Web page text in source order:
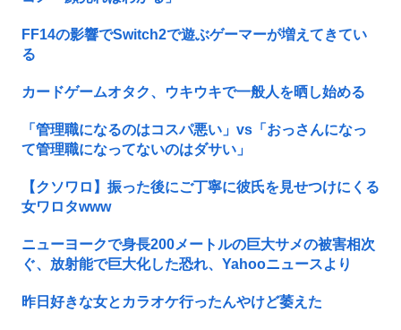
FF14の影響でSwitch2で遊ぶゲーマーが増えてきてい
る
カードゲームオタク、ウキウキで一般人を晒し始める
「管理職になるのはコスパ悪い」vs「おっさんになっ
て管理職になってないのはダサい」
【クソワロ】振った後にご丁寧に彼氏を見せつけにくる
女ワロタwww
ニューヨークで身長200メートルの巨大サメの被害相次
ぐ、放射能で巨大化した恐れ、Yahooニュースより
昨日好きな女とカラオケ行ったんやけど萎えた